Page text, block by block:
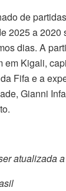
de
2025 a 2020
dias. A
em Kigali,
Fifa e a
Gianni
atualizada